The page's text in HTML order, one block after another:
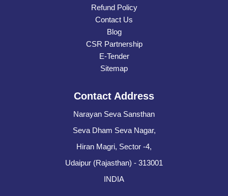
Refund Policy
Contact Us
Blog
CSR Partnership
E-Tender
Sitemap
Contact Address
Narayan Seva Sansthan
Seva Dham Seva Nagar,
Hiran Magri, Sector -4,
Udaipur (Rajasthan) - 313001
INDIA